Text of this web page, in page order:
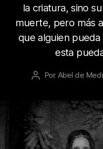
la criatura, sino
muerte, pero más
que alguien
esta
Autor
publicación
Por Abel de